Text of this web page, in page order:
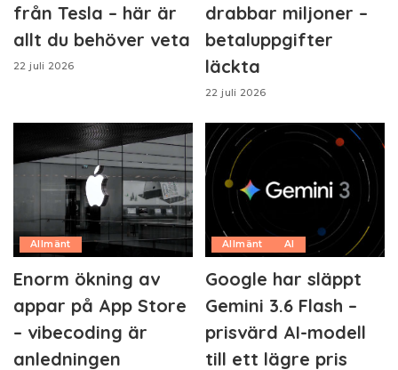
från Tesla – här är
allt du behöver veta
22 juli 2026
drabbar miljoner –
betaluppgifter
läckta
22 juli 2026
Allmänt
Enorm ökning av
appar på App Store
– vibecoding är
anledningen
Allmänt AI
Google har släppt
Gemini 3.6 Flash –
prisvärd AI-modell
till ett lägre pris